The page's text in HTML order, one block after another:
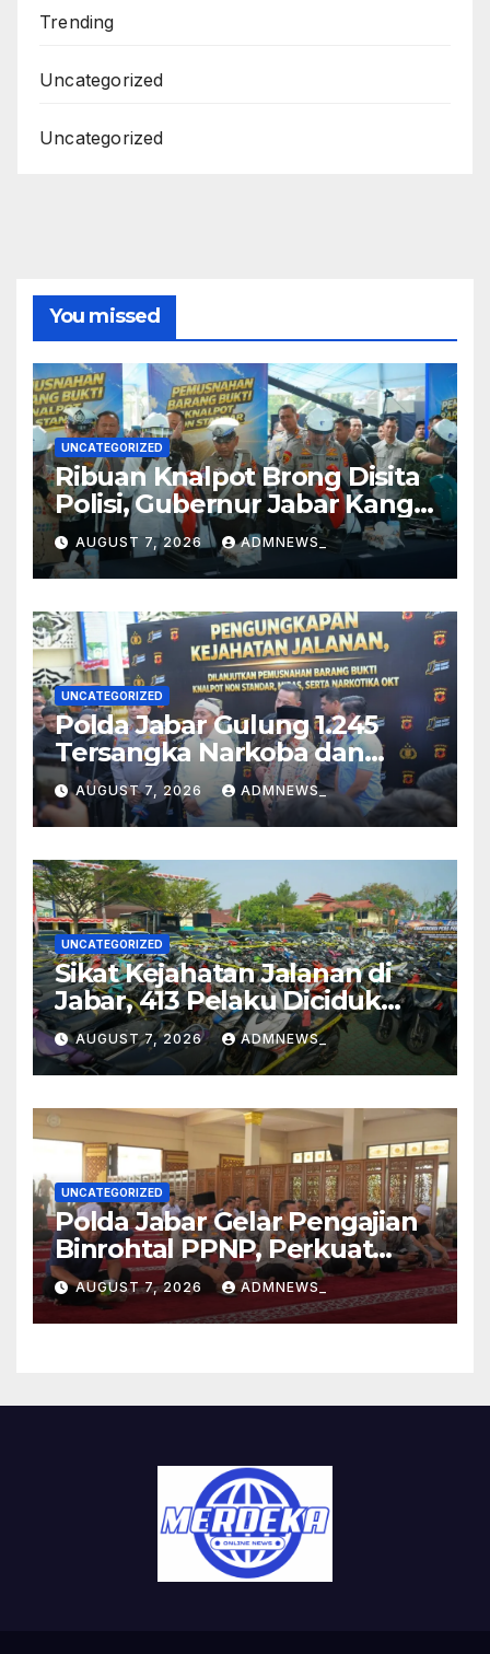
Trending
Uncategorized
Uncategorized
You missed
UNCATEGORIZED
Ribuan Knalpot Brong Disita
Polisi, Gubernur Jabar Kang
Dedi Bakal Berikan
Kompensasi Knalpot Standar
AUGUST 7, 2026 ADMNEWS_
UNCATEGORIZED
Polda Jabar Gulung 1.245
Tersangka Narkoba dan
Miras, Jutaan Obat Keras
Dimusnahkan
AUGUST 7, 2026 ADMNEWS_
UNCATEGORIZED
Sikat Kejahatan Jalanan di
Jabar, 413 Pelaku Diciduk
dan 1.016 Motor Disita
AUGUST 7, 2026 ADMNEWS_
UNCATEGORIZED
Polda Jabar Gelar Pengajian
Binrohtal PPNP, Perkuat
Iman dan Integritas
Personel.
AUGUST 7, 2026 ADMNEWS_